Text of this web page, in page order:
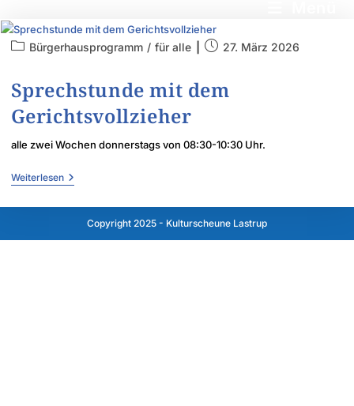
Bürgerhausprogramm / für alle 27. März 2026
Sprechstunde mit dem
Gerichtsvollzieher
alle zwei Wochen donnerstags von 08:30-10:30 Uhr.
Weiterlesen
Copyright 2025 - Kulturscheune Lastrup